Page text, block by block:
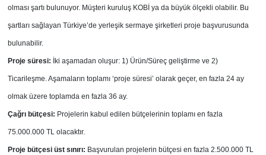
olması şartı bulunuyor. Müşteri kuruluş KOBİ ya da büyük ölçekli olabilir. Bu
şartları sağlayan Türkiye’de yerleşik sermaye şirketleri proje başvurusunda
bulunabilir.
Proje süresi: İki aşamadan oluşur: 1) Ürün/Süreç geliştirme ve 2)
Ticarileşme. Aşamaların toplamı ‘proje süresi’ olarak geçer, en fazla 24 ay
olmak üzere toplamda en fazla 36 ay.
Çağrı bütçesi: Projelerin kabul edilen bütçelerinin toplamı en fazla
75.000.000 TL olacaktır.
Proje bütçesi üst sınırı: Başvurulan projelerin bütçesi en fazla 2.500.000 TL